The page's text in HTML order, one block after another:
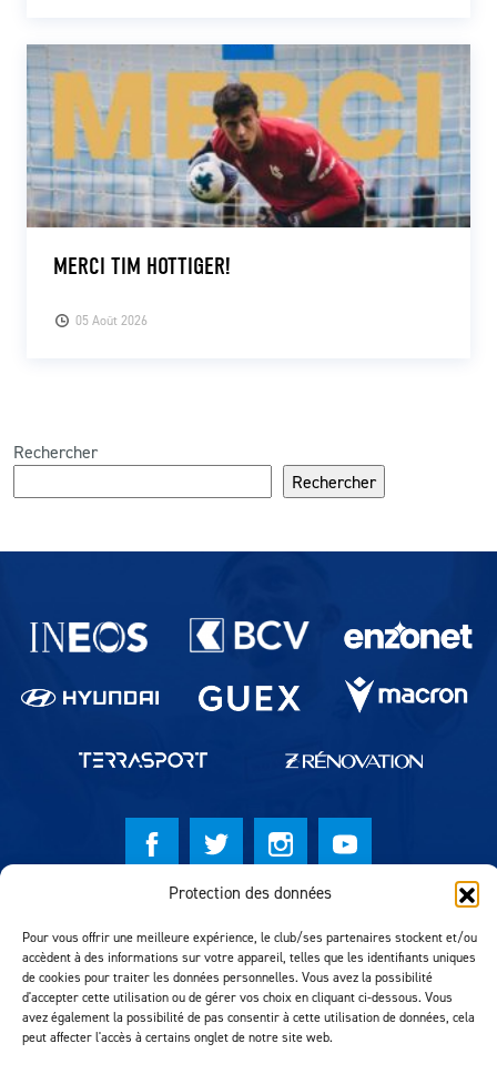
Protection des données
Pour vous offrir une meilleure expérience, le club/ses partenaires stockent et/ou
accèdent à des informations sur votre appareil, telles que les identifiants uniques
de cookies pour traiter les données personnelles. Vous avez la possibilité
d'accepter cette utilisation ou de gérer vos choix en cliquant ci-dessous. Vous
avez également la possibilité de pas consentir à cette utilisation de données, cela
peut affecter l'accès à certains onglet de notre site web.
05 Août 2026
MERCI TIM HOTTIGER!
Rechercher
Rechercher
Partenaires du lausanne-Sport
Réalisation MTM Agency